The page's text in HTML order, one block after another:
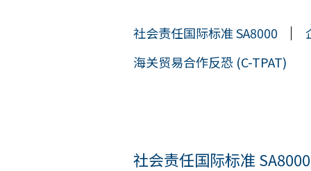
社会责任国际标准 SA8000
海关贸易合作反恐 (C-TPAT)
社会责任国际标准 SA8000